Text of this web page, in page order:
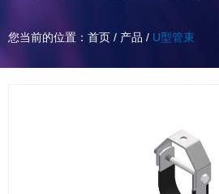
您当前的位置：首页 / 产品 / U型管束